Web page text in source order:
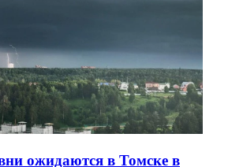
ожидаются в Томске в